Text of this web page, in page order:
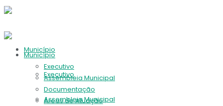
Município
Executivo
Assembleia Municipal
Município
Executivo
Assembleia Municipal
Documentação
Áreas de Atuação